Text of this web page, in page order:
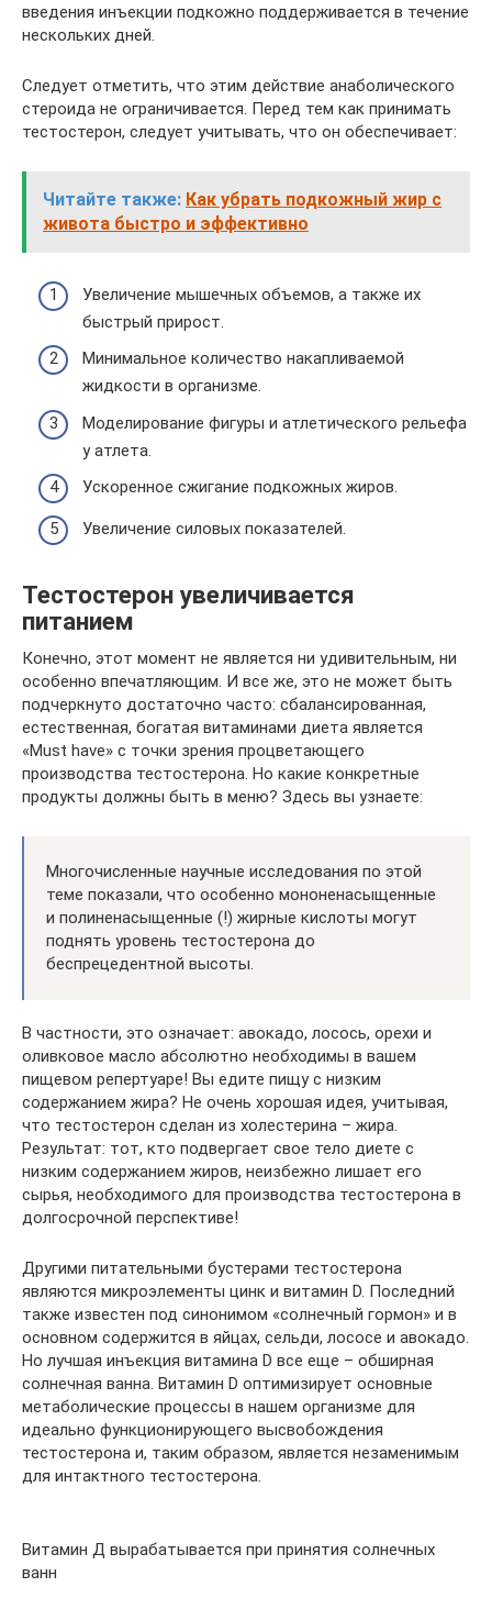
введения инъекции подкожно поддерживается в течение
нескольких дней.
Следует отметить, что этим действие анаболического
стероида не ограничивается. Перед тем как принимать
тестостерон, следует учитывать, что он обеспечивает:
Читайте также: Как убрать подкожный жир с
живота быстро и эффективно
Увеличение мышечных объемов, а также их
быстрый прирост.
Минимальное количество накапливаемой
жидкости в организме.
Моделирование фигуры и атлетического рельефа
у атлета.
Ускоренное сжигание подкожных жиров.
Увеличение силовых показателей.
Тестостерон увеличивается
питанием
Конечно, этот момент не является ни удивительным, ни
особенно впечатляющим. И все же, это не может быть
подчеркнуто достаточно часто: сбалансированная,
естественная, богатая витаминами диета является
«Must have» с точки зрения процветающего
производства тестостерона. Но какие конкретные
продукты должны быть в меню? Здесь вы узнаете:
Многочисленные научные исследования по этой
теме показали, что особенно мононенасыщенные
и полиненасыщенные (!) жирные кислоты могут
поднять уровень тестостерона до
беспрецедентной высоты.
В частности, это означает: авокадо, лосось, орехи и
оливковое масло абсолютно необходимы в вашем
пищевом репертуаре! Вы едите пищу с низким
содержанием жира? Не очень хорошая идея, учитывая,
что тестостерон сделан из холестерина – жира.
Результат: тот, кто подвергает свое тело диете с
низким содержанием жиров, неизбежно лишает его
сырья, необходимого для производства тестостерона в
долгосрочной перспективе!
Другими питательными бустерами тестостерона
являются микроэлементы цинк и витамин D. Последний
также известен под синонимом «солнечный гормон» и в
основном содержится в яйцах, сельди, лососе и авокадо.
Но лучшая инъекция витамина D все еще – обширная
солнечная ванна. Витамин D оптимизирует основные
метаболические процессы в нашем организме для
идеально функционирующего высвобождения
тестостерона и, таким образом, является незаменимым
для интактного тестостерона.
Витамин Д вырабатывается при принятия солнечных
ванн